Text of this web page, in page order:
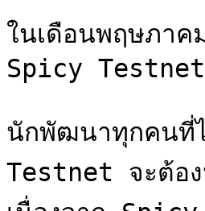
ในเดือนพฤษภ
Spicy Testnet
นักพัฒนาทุกคนที่
Testnet จะต้อ